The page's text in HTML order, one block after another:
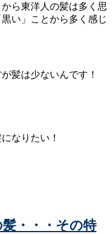
ら東洋人の髪は多く思
い」ことから多く感じ
髪は少ないんです！
・・・その特